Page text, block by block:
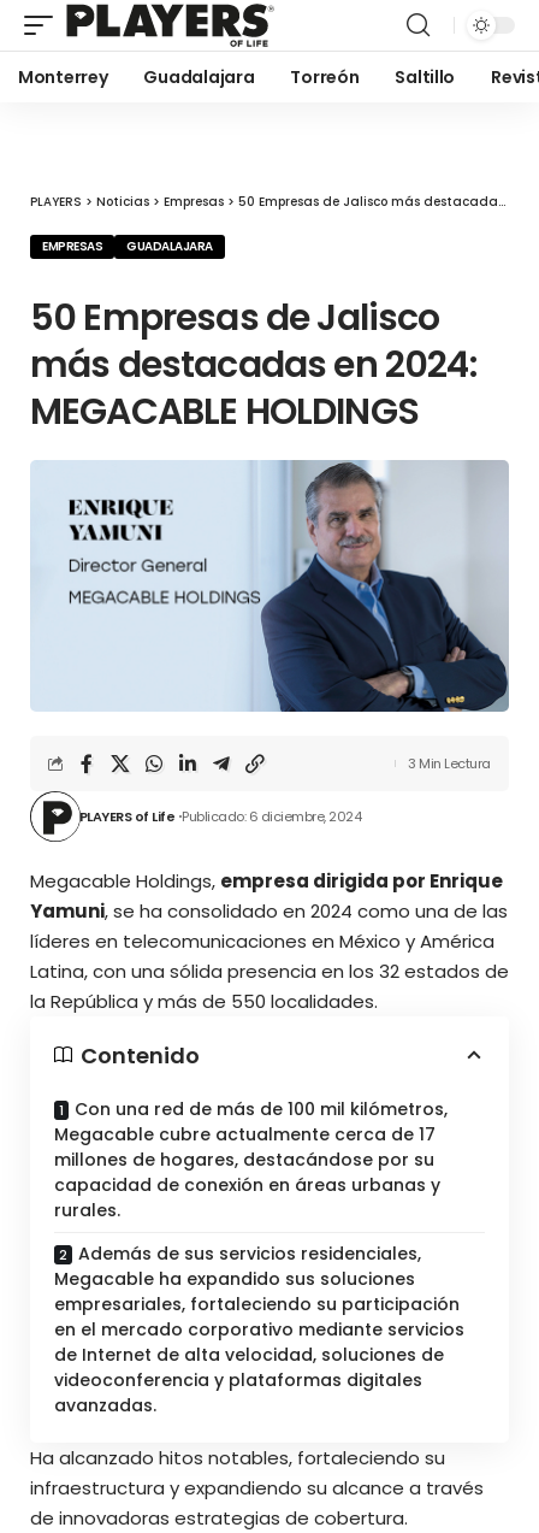
Monterrey Guadalajara Torreón Saltillo
PLAYERS > Noticias > Empresas > 50 Empresas de Jalisco más destacadas en 2024: MEGACABLE HOLDINGS
EMPRESAS GUADALAJARA
50 Empresas de Jalisco
más destacadas en 2024:
MEGACABLE HOLDINGS
PLAYERS of Life Publicado: 6 diciembre, 2024
3 Min Lectura
Megacable Holdings, empresa dirigida por Enrique
Yamuni, se ha consolidado en 2024 como una de las
líderes en telecomunicaciones en México y América
Latina, con una sólida presencia en los 32 estados de
la República y más de 550 localidades.
Contenido
Con una red de más de 100 mil kilómetros,
Megacable cubre actualmente cerca de 17
millones de hogares, destacándose por su
capacidad de conexión en áreas urbanas y
rurales.
Además de sus servicios residenciales,
Megacable ha expandido sus soluciones
empresariales, fortaleciendo su participación
en el mercado corporativo mediante servicios
de Internet de alta velocidad, soluciones de
videoconferencia y plataformas digitales
avanzadas.
Ha alcanzado hitos notables, fortaleciendo su
infraestructura y expandiendo su alcance a través
de innovadoras estrategias de cobertura.